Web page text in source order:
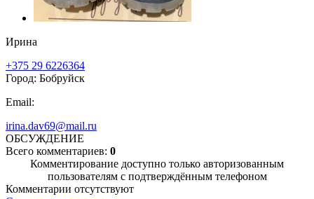
Ирина
+375 29 6226364
Город: Бобруйск
Email:
irina.dav69@mail.ru
ОБСУЖДЕНИЕ
Всего комментариев: 0
Комментирование доступно только авторизованным
пользователям с подтверждённым телефоном
Комментарии отсутствуют